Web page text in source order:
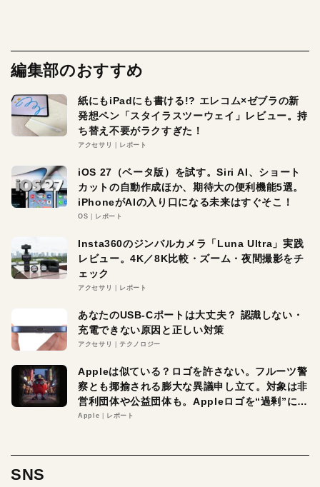
編集部のおすすめ
紙にもiPadにも書ける!? エレコム×ゼブラの新
発想ペン「スタイラスツーウェイ」レビュー。持
ち替え不要がラクすぎた！
アクセサリ レポート
iOS 27（ベータ版）を試す。Siri AI、ショート
カットの自動作成ほか、期待大の便利機能5選。
iPhoneがAIの入り口になる未来はすぐそこ！
OS レポート
Insta360のジンバルカメラ「Luna Ultra」実践
レビュー。4K／8K比較・ズーム・夜間撮影をチ
ェック
アクセサリ レポート
あなたのUSB-Cポートは大丈夫？ 認識しない・
充電できない原因と正しい対策
アクセサリ テクノロジー
Appleは似ている？ロゴを許さない。フルーツ警
察とも揶揄される膨大な異議申し立て。対象は非
営利団体や公益団体も。Appleロゴを“過剰”に守
る理由とは
Apple レポート
SNS